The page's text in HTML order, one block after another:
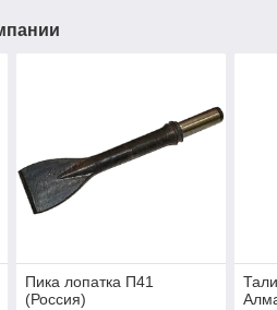
Пика лопатка П41
(Россия)